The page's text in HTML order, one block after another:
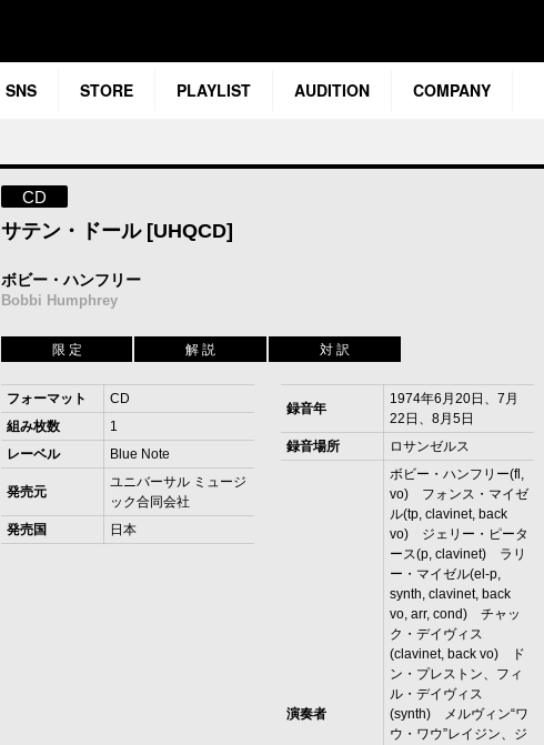
SNS STORE PLAYLIST AUDITION COMPANY
CD
サテン・ドール [UHQCD]
ボビー・ハンフリー
Bobbi Humphrey
限 定 解 説 対 訳
フォーマット
CD
組み枚数
1
レーベル
Blue Note
発売元
ユニバーサル ミュージ
ック合同会社
発売国
日本
録音年
1974年6月20日、7月
22日、8月5日
録音場所
ロサンゼルス
演奏者
ボビー・ハンフリー(fl,
vo) フォンス・マイゼ
ル(tp, clavinet, back
vo) ジェリー・ピータ
ース(p, clavinet) ラリ
ー・マイゼル(el-p,
synth, clavinet, back
vo, arr, cond) チャッ
ク・デイヴィス
(clavinet, back vo) ド
ン・プレストン、フィ
ル・デイヴィス
(synth) メルヴィン“ワ
ウ・ワウ”レイジン、ジ